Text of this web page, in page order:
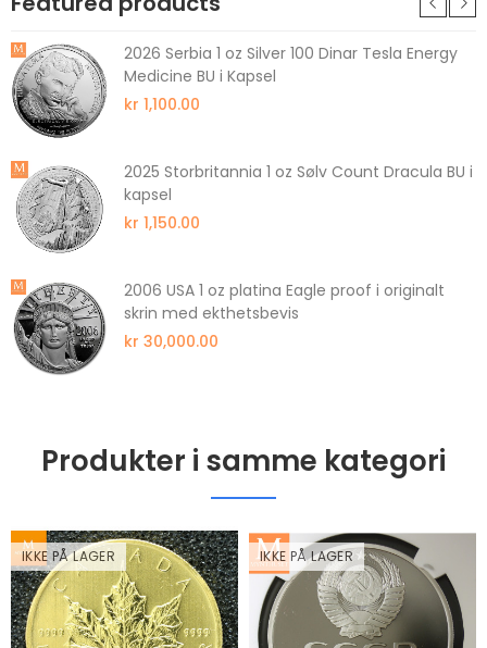
2026 Serbia 1 oz Silver 100 Dinar Tesla Energy
Medicine BU i Kapsel
kr 1,100.00
2025 Storbritannia 1 oz Sølv Count Dracula BU i
kapsel
kr 1,150.00
2006 USA 1 oz platina Eagle proof i originalt
skrin med ekthetsbevis
kr 30,000.00
Produkter i samme kategori
IKKE PÅ LAGER IKKE PÅ LAGER